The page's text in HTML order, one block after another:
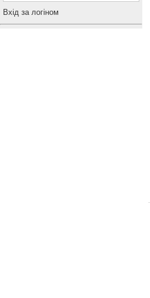
Вхiд за логiном